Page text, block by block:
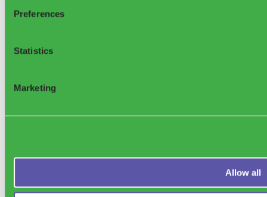
Preferences
Statistics
Marketing
Allow all